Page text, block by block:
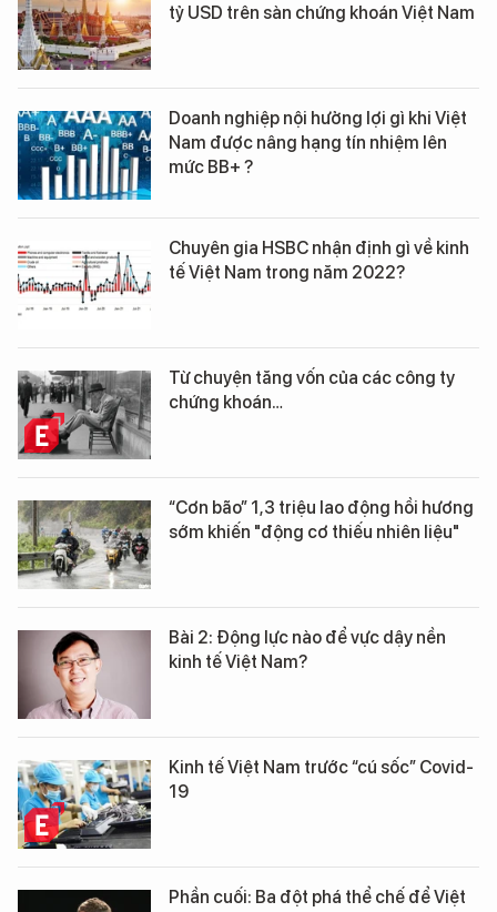
tỷ USD trên sàn chứng khoán Việt Nam
Doanh nghiệp nội hưởng lợi gì khi Việt
Nam được nâng hạng tín nhiệm lên
mức BB+ ?
Chuyên gia HSBC nhận định gì về kinh
tế Việt Nam trong năm 2022?
Từ chuyện tăng vốn của các công ty
chứng khoán…
“Cơn bão” 1,3 triệu lao động hồi hương
sớm khiến "động cơ thiếu nhiên liệu"
Bài 2: Động lực nào để vực dậy nền
kinh tế Việt Nam?
Kinh tế Việt Nam trước “cú sốc” Covid-
19
Phần cuối: Ba đột phá thể chế để Việt